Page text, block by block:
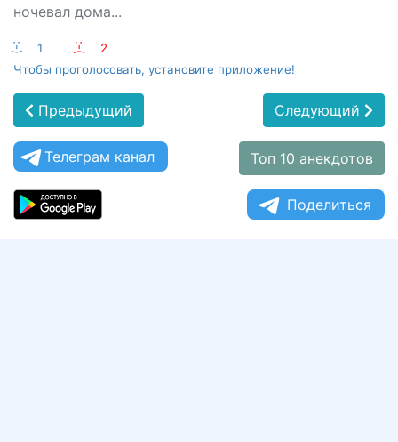
ночевал дома...
:-) 1 :-(
2
Чтобы проголосовать, установите приложение!
Предыдущий Следующий
Телеграм канал Топ 10 анекдотов
Поделиться